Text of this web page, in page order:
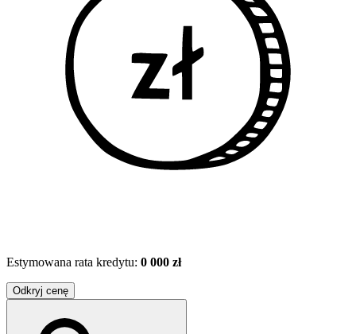
Estymowana rata kredytu: 0 000 zł
Odkryj cenę